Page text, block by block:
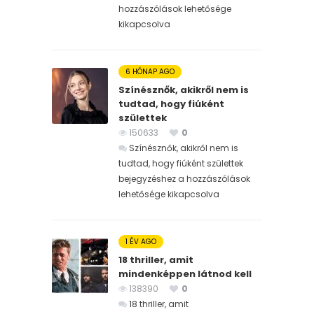
hozzászólások lehetősége
kikapcsolva
6 HÓNAP AGO
Színésznők, akikről nem is
tudtad, hogy fiúként
születtek
150633
0
Színésznők, akikről nem is
tudtad, hogy fiúként születtek
bejegyzéshez a hozzászólások
lehetősége kikapcsolva
1 ÉV AGO
18 thriller, amit
mindenképpen látnod kell
138390
0
18 thriller, amit